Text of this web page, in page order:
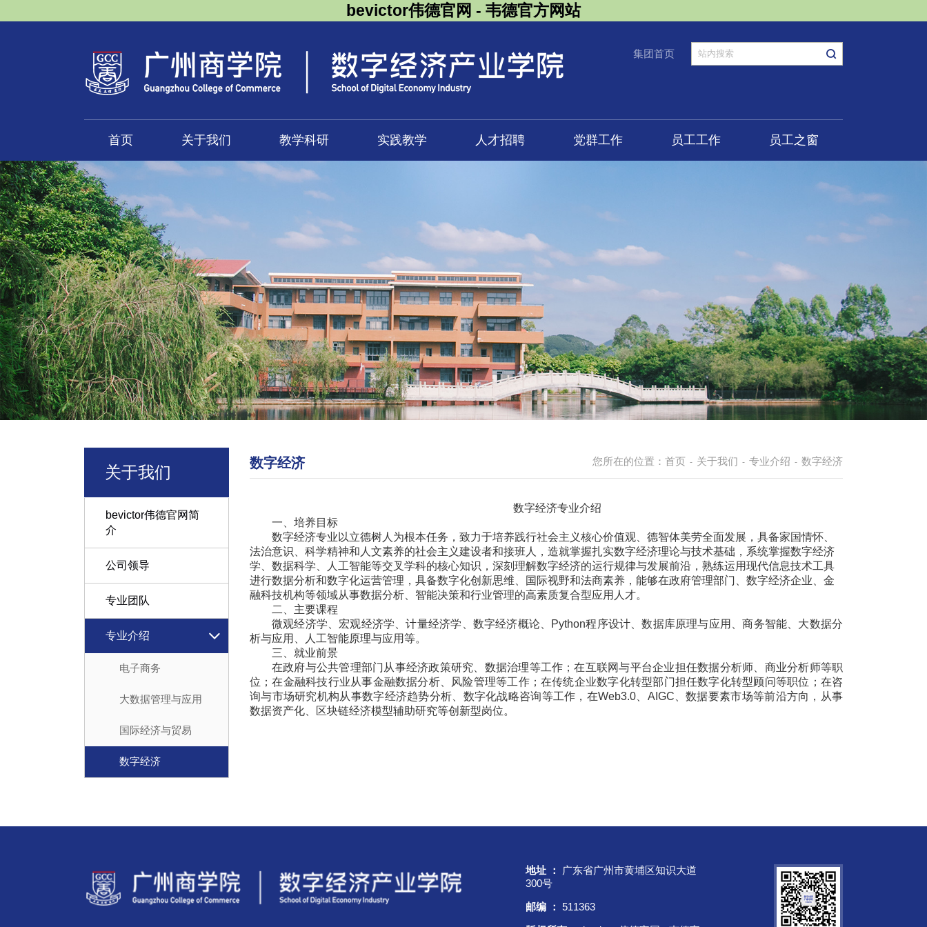
bevictor伟德官网 - 韦德官方网站
集团首页
首页 关于我们 教学科研 实践教学 人才招聘 党群工作 员工工作 员工之窗
关于我们
bevictor伟德官网简
介
公司领导
专业团队
专业介绍
电子商务
大数据管理与应用
国际经济与贸易
数字经济
您所在的位置： 首页 - 关于我们 - 专业介绍 - 数字经济
数字经济
数字经济专业介绍
一、培养目标
数字经济专业以立德树人为根本任务，致力于培养践行社会主义核心价值观、德智体美劳全面发展，具备家国情怀、
法治意识、科学精神和人文素养的社会主义建设者和接班人，造就掌握扎实数字经济理论与技术基础，系统掌握数字经济
学、数据科学、人工智能等交叉学科的核心知识，深刻理解数字经济的运行规律与发展前沿，熟练运用现代信息技术工具
进行数据分析和数字化运营管理，具备数字化创新思维、国际视野和法商素养，能够在政府管理部门、数字经济企业、金
融科技机构等领域从事数据分析、智能决策和行业管理的高素质复合型应用人才。
二、主要课程
微观经济学、宏观经济学、计量经济学、数字经济概论、Python程序设计、数据库原理与应用、商务智能、大数据分
析与应用、人工智能原理与应用等。
三、就业前景
在政府与公共管理部门从事经济政策研究、数据治理等工作；在互联网与平台企业担任数据分析师、商业分析师等职
位；在金融科技行业从事金融数据分析、风险管理等工作；在传统企业数字化转型部门担任数字化转型顾问等职位；在咨
询与市场研究机构从事数字经济趋势分析、数字化战略咨询等工作，在Web3.0、AIGC、数据要素市场等前沿方向，从事
数据资产化、区块链经济模型辅助研究等创新型岗位。
地址 ：
广东省广州市黄埔区知识大道
300号
邮编 ： 511363